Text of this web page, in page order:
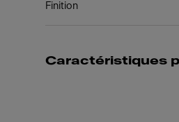
Finition
Caractéristiques